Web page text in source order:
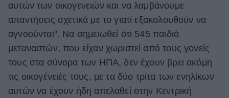
αυτών των οικογενειών και να λαμβάνουμε
απαντήσεις σχετικά με το γιατί εξακολουθούν να
αγνοούνται". Να σημειωθεί ότι 545 παιδιά
μεταναστών, που είχαν χωριστεί από τους γονείς
τους στα σύνορα των ΗΠΑ, δεν έχουν βρει ακόμη
τις οικογένειές τους, με τα δύο τρίτα των ενηλίκων
αυτών να έχουν ήδη απελαθεί στην Κεντρική